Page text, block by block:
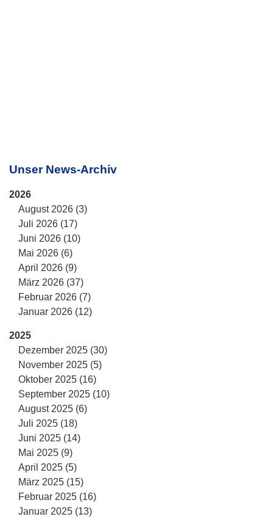
Unser News-Archiv
2026
August 2026 (3)
Juli 2026 (17)
Juni 2026 (10)
Mai 2026 (6)
April 2026 (9)
März 2026 (37)
Februar 2026 (7)
Januar 2026 (12)
2025
Dezember 2025 (30)
November 2025 (5)
Oktober 2025 (16)
September 2025 (10)
August 2025 (6)
Juli 2025 (18)
Juni 2025 (14)
Mai 2025 (9)
April 2025 (5)
März 2025 (15)
Februar 2025 (16)
Januar 2025 (13)